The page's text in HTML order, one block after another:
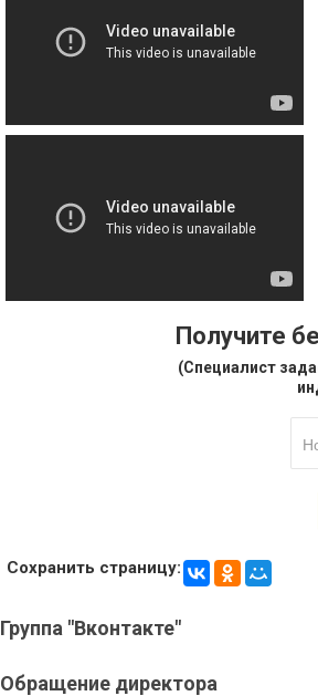
Получите
(Специалист
Сохранить страницу:
Группа "Вконтакте"
Обращение директора